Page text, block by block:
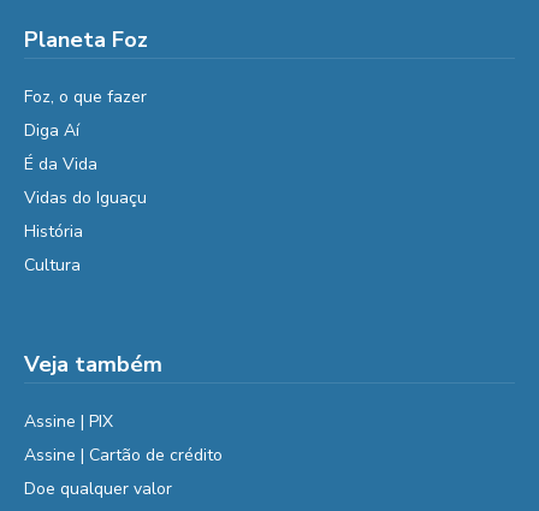
Planeta Foz
Foz, o que fazer
Diga Aí
É da Vida
Vidas do Iguaçu
História
Cultura
Veja também
Assine | PIX
Assine | Cartão de crédito
Doe qualquer valor